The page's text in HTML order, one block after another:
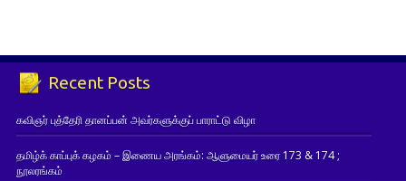
Recent Posts
கவிஞர் புத்தேரி தானப்பன் அவர்களுக்குப் பாராட்டு விழா
தமிழ்க் காப்புக் கழகம் – இணைய அரங்கம்: ஆளுமையர் உரை 173 & 174 ;
நூலரங்கம்